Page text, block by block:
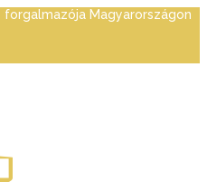
forgalmazója Magyarországon